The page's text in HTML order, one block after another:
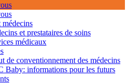
médecins
et prestataires de soins
médicaux
de conventionnement des médecins
Baby: informations pour les futurs